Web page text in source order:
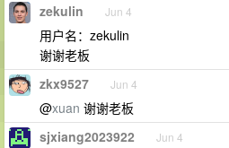
zekulin Jun 4
用户名：zekulin
谢谢老板
zkx9527 Jun 4
@xuan 谢谢老板
sjxiang2023922 Jun 4